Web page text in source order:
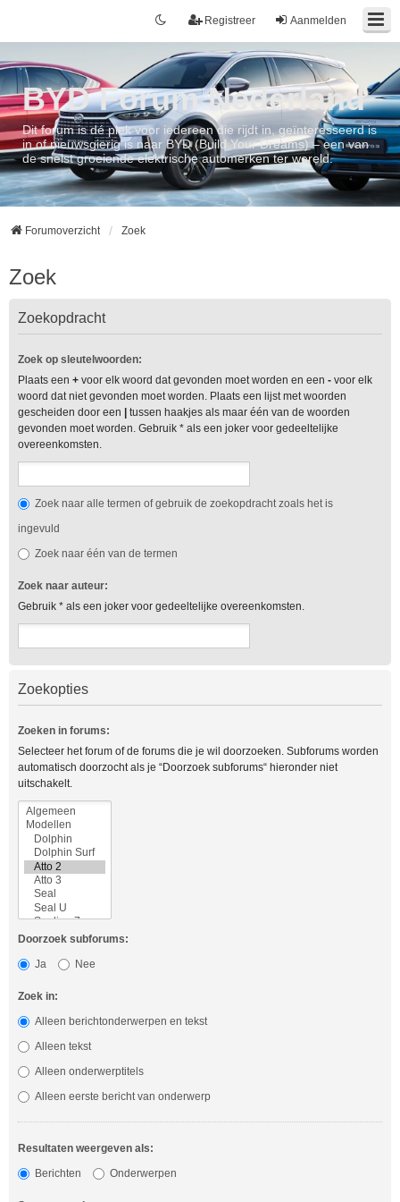
Aanmelden
Registreer
BYD Forum Nederland
Dit forum is dé plek voor iedereen die rijdt in, geïnteresseerd is
in of nieuwsgierig is naar BYD (Build Your Dreams) – een van
de snelst groeiende elektrische automerken ter wereld.
Forumoverzicht Zoek
Zoek
Zoekopdracht
Zoek op sleutelwoorden:
Plaats een + voor elk woord dat gevonden moet worden en een - voor elk
woord dat niet gevonden moet worden. Plaats een lijst met woorden
gescheiden door een
tussen haakjes als maar één van de woorden
gevonden moet worden. Gebruik * als een joker voor gedeeltelijke
overeenkomsten.
Zoek naar alle termen of gebruik de zoekopdracht zoals het is
ingevuld
Zoek naar één van de termen
Zoek naar auteur:
Gebruik * als een joker voor gedeeltelijke overeenkomsten.
Zoekopties
Zoeken in forums:
Selecteer het forum of de forums die je wil doorzoeken. Subforums worden
automatisch doorzocht als je “Doorzoek subforums“ hieronder niet
uitschakelt.
Doorzoek subforums:
Ja
Nee
Zoek in:
Alleen berichtonderwerpen en tekst
Alleen tekst
Alleen onderwerptitels
Alleen eerste bericht van onderwerp
Resultaten weergeven als:
Berichten
Onderwerpen